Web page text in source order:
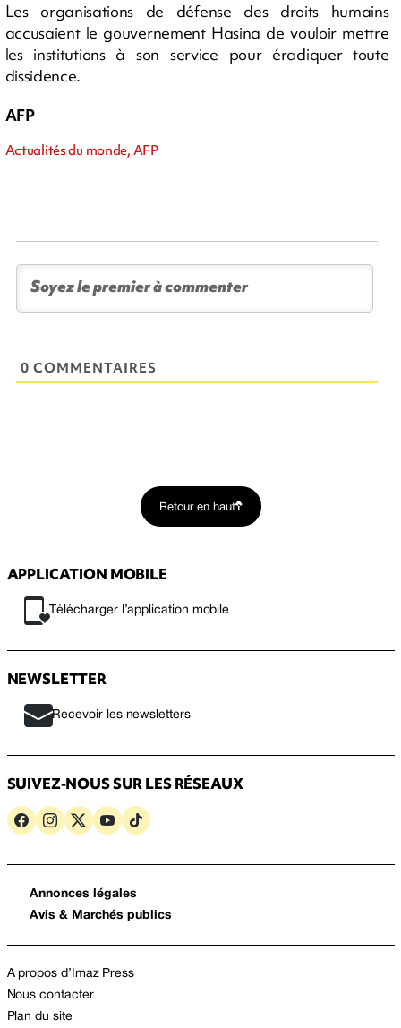
Les organisations de défense des droits humains
accusaient le gouvernement Hasina de vouloir mettre
les institutions à son service pour éradiquer toute
dissidence.
AFP
Actualités du monde, AFP
0 COMMENTAIRES
Retour en haut
APPLICATION MOBILE
Télécharger l’application mobile
NEWSLETTER
Recevoir les newsletters
SUIVEZ-NOUS SUR LES RÉSEAUX
Annonces légales
Avis & Marchés publics
A propos d’Imaz Press
Nous contacter
Plan du site